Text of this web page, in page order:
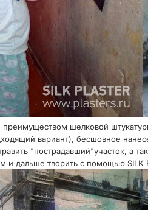
шелковой
вариант), бесшовное
"пострадавший"участок, а
и дальше творить с помощью SILK